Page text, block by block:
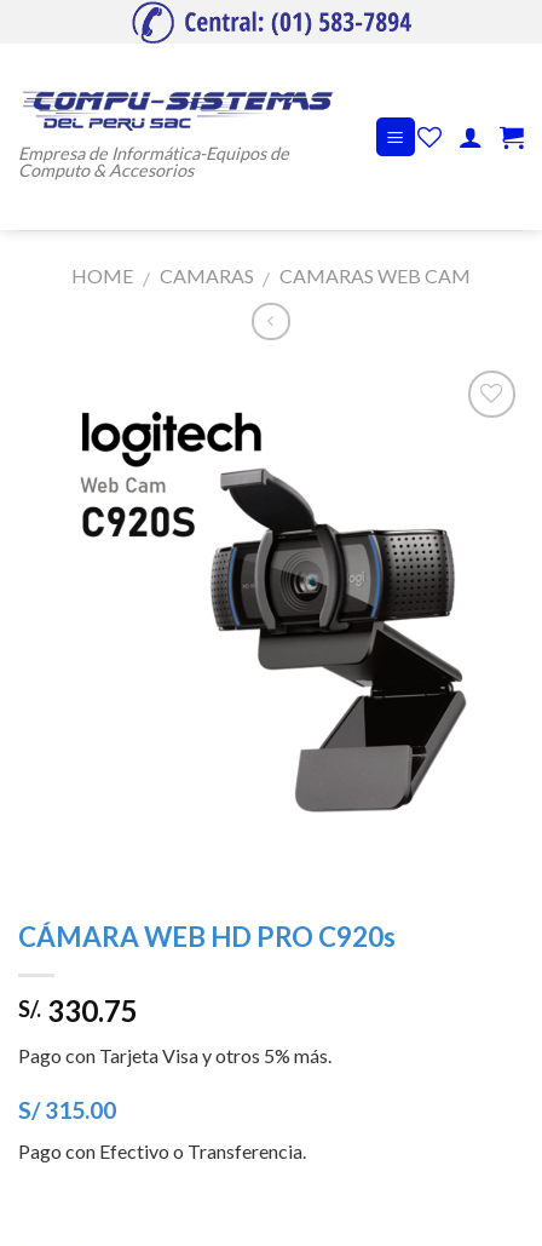
Empresa de Informática-Equipos de
Computo & Accesorios
HOME / CAMARAS / CAMARAS WEB CAM
CÁMARA WEB HD PRO C920s
S/. 330.75
Pago con Tarjeta Visa y otros 5% más.
S/ 315.00
Pago con Efectivo o Transferencia.